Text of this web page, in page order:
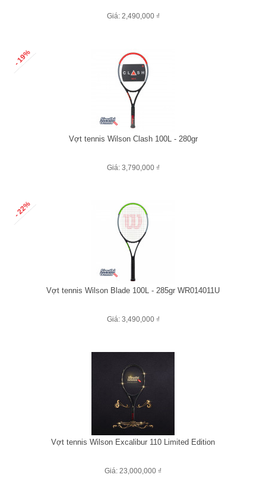
Giá: 2,490,000 ₫
- 19%
Vợt tennis Wilson Clash 100L - 280gr
Giá: 3,790,000 ₫
- 22%
Vợt tennis Wilson Blade 100L - 285gr WR014011U
Giá: 3,490,000 ₫
Vợt tennis Wilson Excalibur 110 Limited Edition
Giá: 23,000,000 ₫